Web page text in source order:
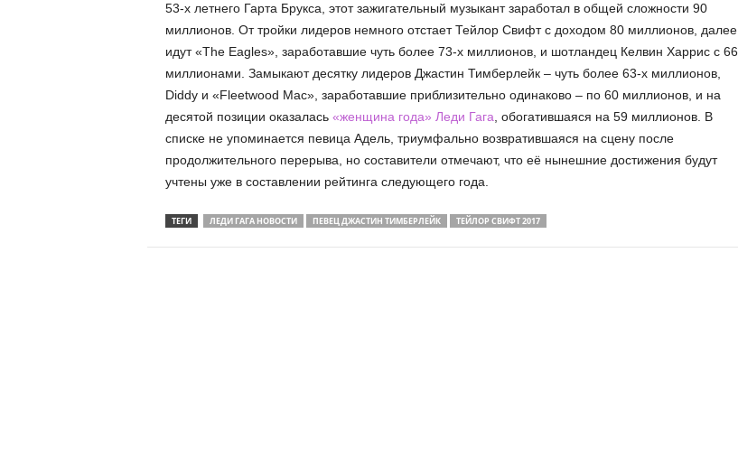
53-х летнего Гарта Брукса, этот зажигательный музыкант заработал в общей сложности 90
миллионов. От тройки лидеров немного отстает Тейлор Свифт с доходом 80 миллионов, далее
идут «The Eagles», заработавшие чуть более 73-х миллионов, и шотландец Келвин Харрис с 66
миллионами. Замыкают десятку лидеров Джастин Тимберлейк – чуть более 63-х миллионов,
Diddy и «Fleetwood Mac», заработавшие приблизительно одинаково – по 60 миллионов, и на
десятой позиции оказалась «женщина года» Леди Гага , обогатившаяся на 59 миллионов. В
списке не упоминается певица Адель, триумфально возвратившаяся на сцену после
продолжительного перерыва, но составители отмечают, что её нынешние достижения будут
учтены уже в составлении рейтинга следующего года.
ТЕГИ ЛЕДИ ГАГА НОВОСТИ ПЕВЕЦ ДЖАСТИН ТИМБЕРЛЕЙК ТЕЙЛОР СВИФТ 2017